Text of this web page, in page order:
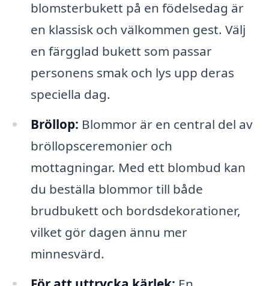
blomsterbukett på en födelsedag är
en klassisk och välkommen gest. Välj
en färgglad bukett som passar
personens smak och lys upp deras
speciella dag.
Bröllop: Blommor är en central del av
bröllopsceremonier och
mottagningar. Med ett blombud kan
du beställa blommor till både
brudbukett och bordsdekorationer,
vilket gör dagen ännu mer
minnesvärd.